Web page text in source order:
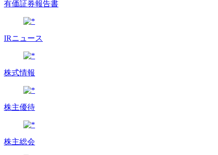
有価証券報告書
IRニュース
株式情報
株主優待
株主総会